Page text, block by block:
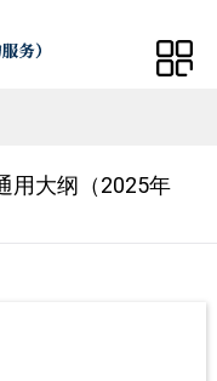
用大纲（2025年